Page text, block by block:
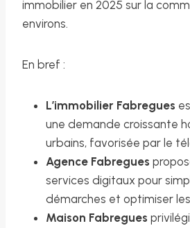
immobilier en 2025 sur la
environs.
En bref :
L’immobilier Fabregues
une demande croissante
urbains, favorisée par le
Agence Fabregues
services digitaux pour
démarches et optimiser
Maison Fabregues